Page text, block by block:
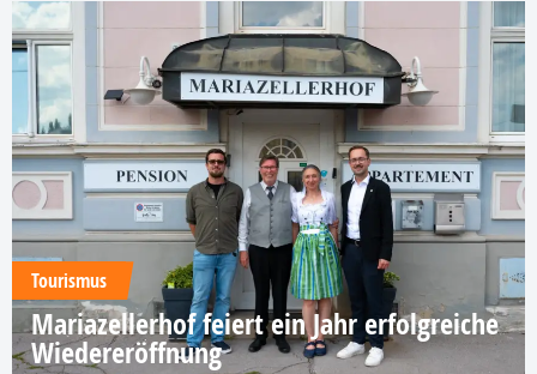
Tourismus
Mariazellerhof feiert ein Jahr erfolgreiche
Wiedereröffnung